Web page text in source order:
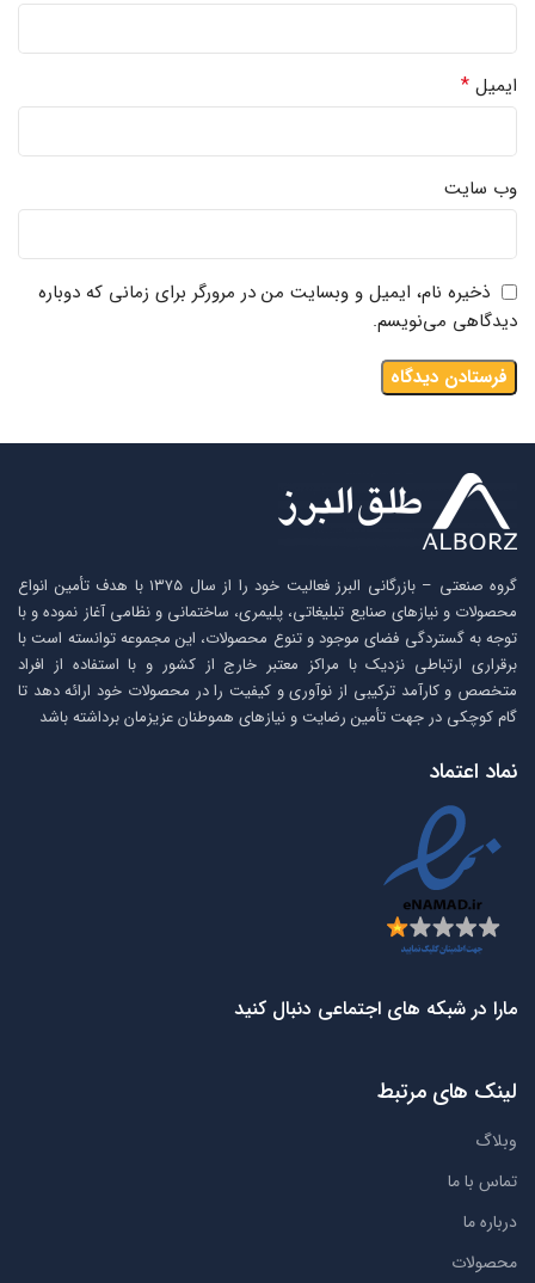
ایمیل *
وب‌ سایت
ذخیره نام، ایمیل و وبسایت من در مرورگر برای زمانی که دوباره
دیدگاهی می‌نویسم.
گروه صنعتی – بازرگانی البرز فعالیت خود را از سال ۱۳۷۵ با هدف تأمین انواع
محصولات و نیازهای صنایع تبلیغاتی، پلیمری، ساختمانی و نظامی آغاز نموده و با
توجه به گستردگی فضای موجود و تنوع محصولات، این مجموعه توانسته است با
برقراری ارتباطی نزدیک با مراکز معتبر خارج از کشور و با استفاده از افراد
متخصص و کارآمد ترکیبی از نوآوری و کیفیت را در محصولات خود ارائه دهد تا
گام کوچکی در جهت تأمین رضایت و نیازهای هموطنان عزیزمان برداشته باشد
نماد اعتماد
مارا در شبکه های اجتماعی دنبال کنید
لینک های مرتبط
وبلاگ
تماس با ما
درباره ما
محصولات